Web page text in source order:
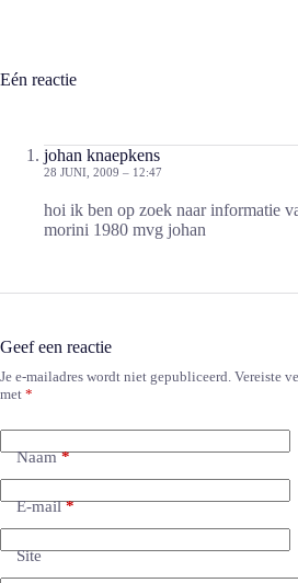
Eén reactie
johan knaepkens
28 JUNI, 2009 – 12:47
hoi ik ben op zoek naar informatie
morini 1980 mvg johan
Geef een reactie
Je e-mailadres wordt niet gepubliceerd. Vereiste
met *
Naam*
E-mail*
Site